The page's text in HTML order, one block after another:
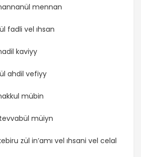
mennan
fadli vel ıhsan
kaviyy
ahdil vefiyy
mübin
müiyn
zül in’amı vel ıhsani vel celal